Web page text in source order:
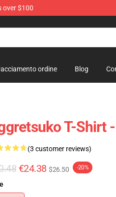
over $100
ordine Blog
T-Shirt
(3 customer reviews)
€24.38 $26.50 -20%